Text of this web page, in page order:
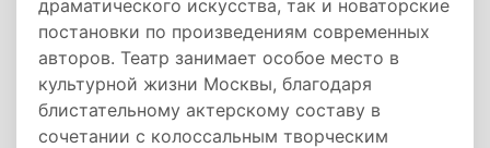
драматического искусства, так и новаторские
постановки по произведениям современных
авторов. Театр занимает особое место в
культурной жизни Москвы, благодаря
блистательному актерскому составу в
сочетании с колоссальным творческим